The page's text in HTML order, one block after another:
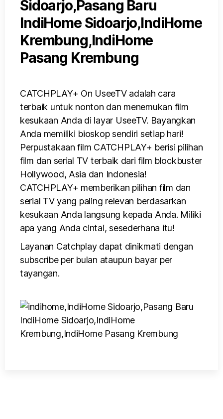
CATCHPLAY+ On UseeTV adalah cara
terbaik untuk nonton dan menemukan film
kesukaan Anda di layar UseeTV. Bayangkan
Anda memiliki bioskop sendiri setiap hari!
Perpustakaan film CATCHPLAY+ berisi pilihan
film dan serial TV terbaik dari film blockbuster
Hollywood, Asia dan Indonesia!
CATCHPLAY+ memberikan pilihan film dan
serial TV yang paling relevan berdasarkan
kesukaan Anda langsung kepada Anda. Miliki
apa yang Anda cintai, sesederhana itu!
Layanan Catchplay dapat dinikmati dengan
subscribe per bulan ataupun bayar per
tayangan.